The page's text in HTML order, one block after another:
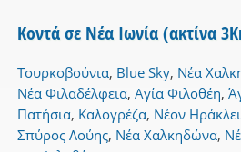
Κοντά σε Νέα Ιωνία (ακτίνα
Τουρκοβούνια, Blue Sky, Νέα
Νέα Φιλαδέλφεια, Αγία Φιλοθέη,
Πατήσια, Καλογρέζα, Νέον
Σπύρος Λούης, Νέα Χαλκηδώνα,